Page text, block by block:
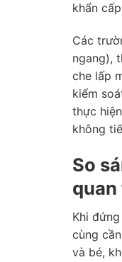
khẩn
Các
ngang),
che lấp
kiểm
thực
không
So
Khi
cùng
và bé,